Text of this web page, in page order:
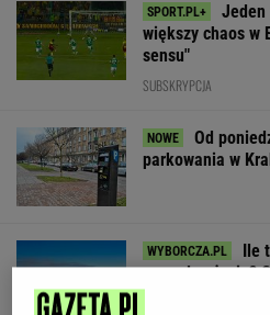
Jeden
większy chaos w
sensu"
SUBSKRYPCJA
Od
parkowania w
Ile
na godne życie?